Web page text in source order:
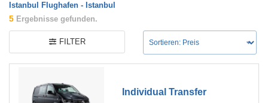
Istanbul Flughafen - Istanbul
5 Ergebnisse gefunden.
FILTER
Individual Transfer